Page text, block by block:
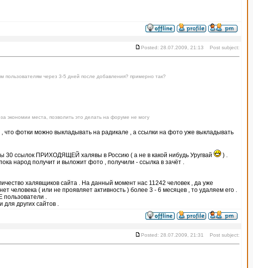
Posted: 28.07.2009, 21:13 Post subject:
пользователям через 3-5 дней после добавления? примерно так?
экономии места, позволить это делать на форуме не могу
фотки можно выкладывать на радикале , а ссылки на фото уже выкладывать
30 ссылок ПРИХОДЯЩЕЙ халявы в Россию ( а не в какой нибудь Уругвай
) .
народ получит и выложит фото , получили - ссылка в зачёт .
халявщиков сайта . На данный момент нас 11242 человек , да уже
человека ( или не проявляет активность ) более 3 - 6 месяцев , то удаляем его .
.
для других сайтов .
Posted: 28.07.2009, 21:31 Post subject: